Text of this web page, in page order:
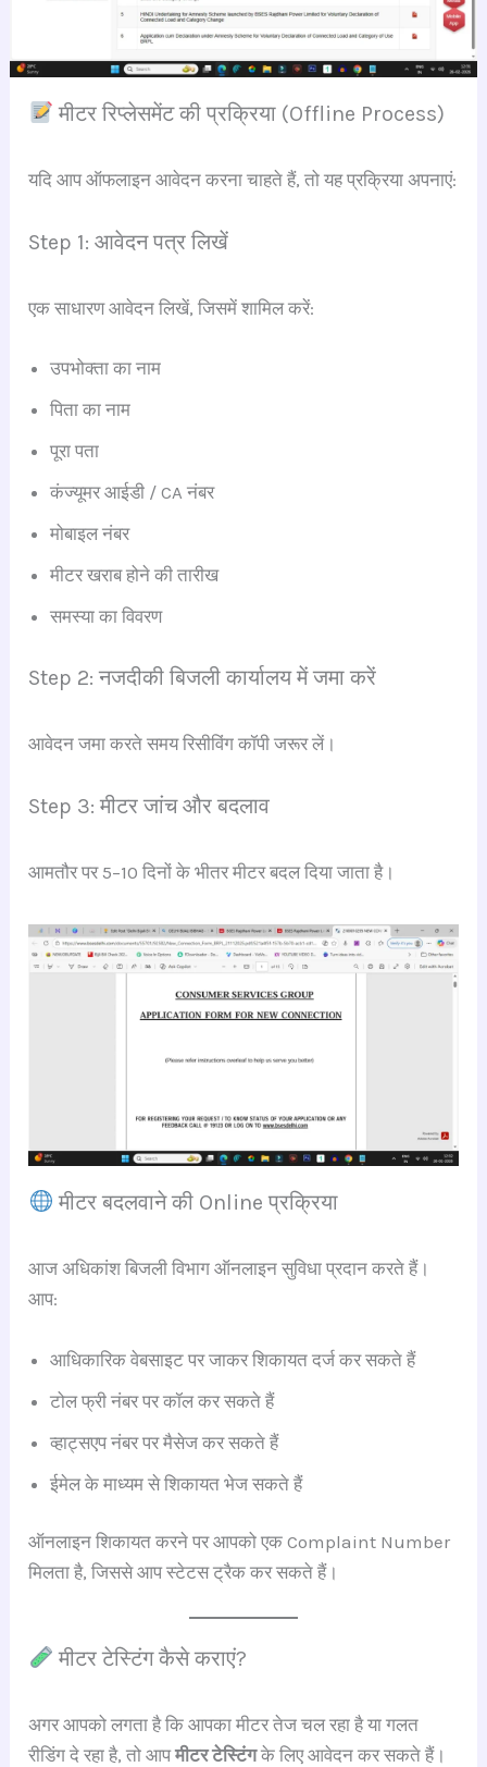
मीटर रिप्लेसमेंट की प्रक्रिया (Offline Process)
यदि आप ऑफलाइन आवेदन करना चाहते हैं, तो यह प्रक्रिया अपनाएं:
Step 1: आवेदन पत्र लिखें
एक साधारण आवेदन लिखें, जिसमें शामिल करें:
उपभोक्ता का नाम
पिता का नाम
पूरा पता
कंज्यूमर आईडी / CA नंबर
मोबाइल नंबर
मीटर खराब होने की तारीख
समस्या का विवरण
Step 2: नजदीकी बिजली कार्यालय में जमा करें
आवेदन जमा करते समय रिसीविंग कॉपी जरूर लें।
Step 3: मीटर जांच और बदलाव
आमतौर पर 5–10 दिनों के भीतर मीटर बदल दिया जाता है।
मीटर बदलवाने की Online प्रक्रिया
आज अधिकांश बिजली विभाग ऑनलाइन सुविधा प्रदान करते हैं।
आप:
आधिकारिक वेबसाइट पर जाकर शिकायत दर्ज कर सकते हैं
टोल फ्री नंबर पर कॉल कर सकते हैं
व्हाट्सएप नंबर पर मैसेज कर सकते हैं
ईमेल के माध्यम से शिकायत भेज सकते हैं
ऑनलाइन शिकायत करने पर आपको एक Complaint Number
मिलता है, जिससे आप स्टेटस ट्रैक कर सकते हैं।
मीटर टेस्टिंग कैसे कराएं?
अगर आपको लगता है कि आपका मीटर तेज चल रहा है या गलत
रीडिंग दे रहा है, तो आपमीटर टेस्टिंगके लिए आवेदन कर सकते हैं।